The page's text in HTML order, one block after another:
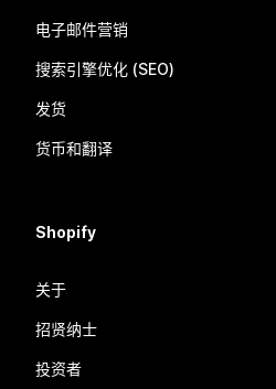
电子邮件营销
搜索引擎优化 (SEO)
发货
货币和翻译
Shopify
关于
招贤纳士
投资者